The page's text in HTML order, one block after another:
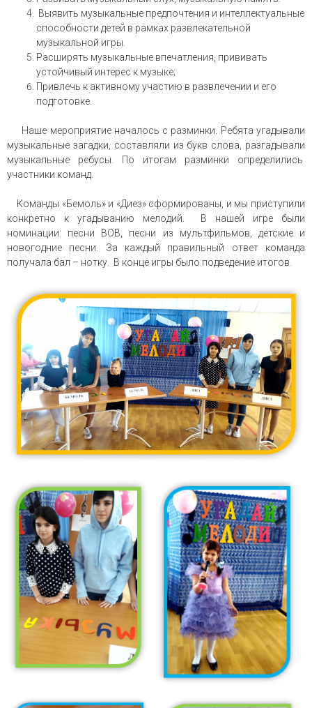
Выявить музыкальные предпочтения и интеллектуальные
способности детей в рамках развлекательной
музыкальной игры.
Расширять музыкальные впечатления, прививать
устойчивый интерес к музыке;
Привлечь к активному участию в развлечении и его
подготовке.
Наше мероприятие началось с разминки. Ребята угадывали
музыкальные загадки, составляли из букв слова, разгадывали
музыкальные ребусы. По итогам разминки определились
участники команд.
Команды «Бемоль» и «Диез» сформированы, и мы приступили
конкретно к угадыванию мелодий. В нашей игре были
номинации: песни ВОВ, песни из мультфильмов, детские и
новогодние песни. За каждый правильный ответ команда
получала бал – нотку. В конце игры было подведение итогов.